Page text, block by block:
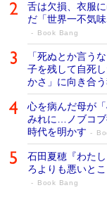
舌は欠損、衣服
だ「世界一不気
Book Bang
「死ぬとか言う
子を残して自死
かさ」に向き合
心を病んだ母が
みれに…ノブコブ
時代を明かす
石田夏穂『わた
ろよりも悪いと
Book Bang